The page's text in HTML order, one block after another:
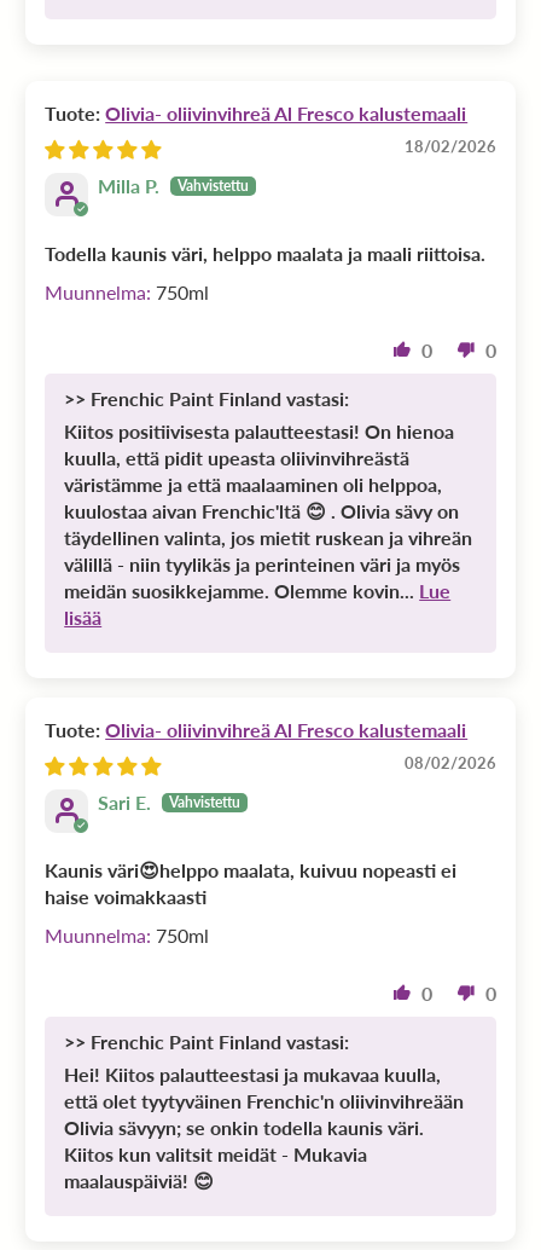
Olivia- oliivinvihreä Al Fresco kalustemaali
18/02/2026
Milla P.
Todella kaunis väri, helppo maalata ja maali riittoisa.
750ml
0 0
>> Frenchic Paint Finland vastasi:
Kiitos positiivisesta palautteestasi! On hienoa
kuulla, että pidit upeasta oliivinvihreästä
väristämme ja että maalaaminen oli helppoa,
kuulostaa aivan Frenchic'ltä 😊 . Olivia sävy on
täydellinen valinta, jos mietit ruskean ja vihreän
välillä - niin tyylikäs ja perinteinen väri ja myös
meidän suosikkejamme. Olemme kovin... Lue
lisää
Olivia- oliivinvihreä Al Fresco kalustemaali
08/02/2026
Sari E.
Kaunis väri😍helppo maalata, kuivuu nopeasti ei
haise voimakkaasti
750ml
0 0
>> Frenchic Paint Finland vastasi:
Hei! Kiitos palautteestasi ja mukavaa kuulla,
että olet tyytyväinen Frenchic'n oliivinvihreään
Olivia sävyyn; se onkin todella kaunis väri.
Kiitos kun valitsit meidät - Mukavia
maalauspäiviä! 😊